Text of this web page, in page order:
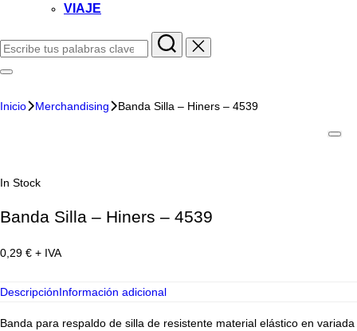
VIAJE
Inicio Merchandising Banda Silla – Hiners – 4539
In Stock
Banda Silla – Hiners – 4539
0,29 € + IVA
DescripciónInformación adicional
Banda para respaldo de silla de resistente material elástico en variada